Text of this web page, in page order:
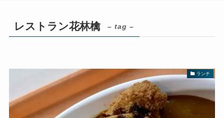
レストラン花林檎 – tag –
ランチ